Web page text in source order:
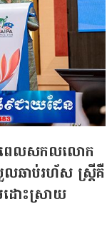
ងពេលសកលលោក
លឆាប់រហ័ស ស្ត្រីគឺ
ដោះស្រាយ